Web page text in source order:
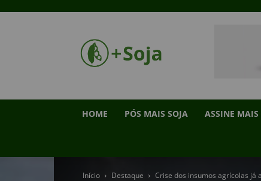
HOME PÓS MAIS SOJA ASSINE MAIS
Início Destaque Crise dos insumos agrícolas já